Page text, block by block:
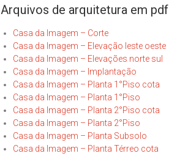
Arquivos de arquitetura em pdf
Casa da Imagem – Corte
Casa da Imagem – Elevação leste oeste
Casa da Imagem – Elevações norte sul
Casa da Imagem – Implantação
Casa da Imagem – Planta 1°Piso cota
Casa da Imagem – Planta 1°Piso
Casa da Imagem – Planta 2°Piso cota
Casa da Imagem – Planta 2°Piso
Casa da Imagem – Planta Subsolo
Casa da Imagem – Planta Térreo cota